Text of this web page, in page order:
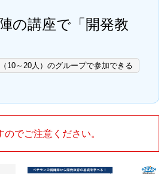
の講座で「開発教
10～20人）のグループで参加できる
でご注意ください。